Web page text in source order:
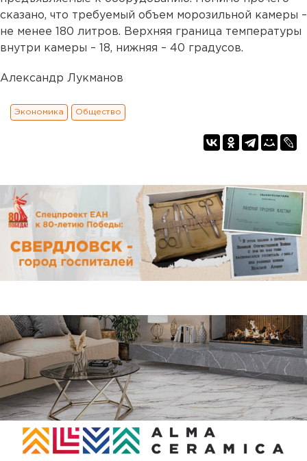
сказано, что требуемый объем морозильной камеры –
не менее 180 литров. Верхняя граница температуры
внутри камеры – 18, нижняя – 40 градусов.
Александр Лукманов
Экономика Общество